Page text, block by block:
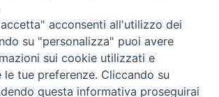
Pagina successiva »
Copyright © Arcidiocesi di Udine
2017
acconsenti all'utilizzo dei
su "personalizza" puoi avere
sui cookie utilizzati e
le tue preferenze. Cliccando su
questa informativa proseguirai